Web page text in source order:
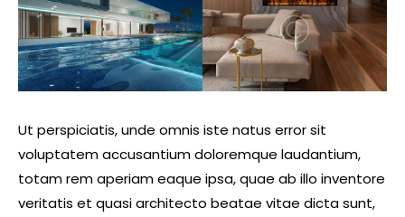
Ut perspiciatis, unde omnis iste natus error sit
voluptatem accusantium doloremque laudantium,
totam rem aperiam eaque ipsa, quae ab illo inventore
veritatis et quasi architecto beatae vitae dicta sunt,